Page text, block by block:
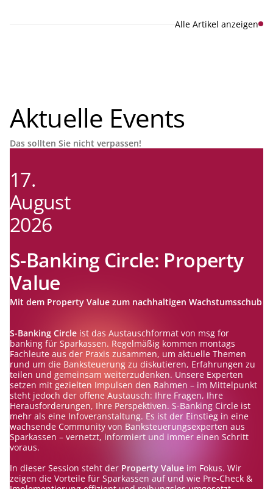
Alle Artikel anzeigen
Aktuelle Events
Das sollten Sie nicht verpassen!
17.
August
2026
S-Banking Circle: Property
Value
Mit dem Property Value zum nachhaltigen Wachstumsschub
S-Banking Circle ist das Austauschformat von msg for
banking für Sparkassen. Regelmäßig kommen montags
Fachleute aus der Praxis zusammen, um aktuelle Themen
rund um die Banksteuerung zu diskutieren, Erfahrungen zu
teilen und gemeinsam weiterzudenken. Unsere Experten
setzen mit gezielten Impulsen den Rahmen – im Mittelpunkt
steht jedoch der offene Austausch: Ihre Fragen, Ihre
Herausforderungen, Ihre Perspektiven. S-Banking Circle ist
mehr als eine Infoveranstaltung. Es ist der Einstieg in eine
wachsende Community von Banksteuerungsexperten aus
Sparkassen – vernetzt, informiert und immer einen Schritt
voraus.
In dieser Session steht der Property Value im Fokus. Wir
zeigen die Vorteile für Sparkassen auf und wie Pre-Check &